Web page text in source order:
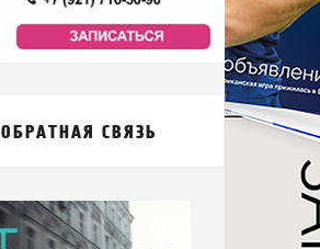
ОБРАТНАЯ СВЯЗЬ